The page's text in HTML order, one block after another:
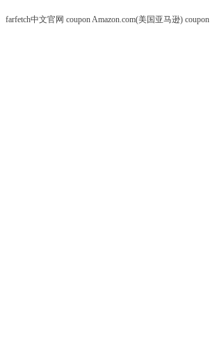
farfetch中文官网 couponAmazon.com(美国亚马逊) coupon